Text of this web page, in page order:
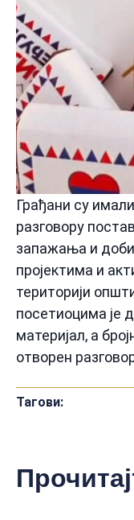
Грађани су
разговору
запажања и
пројектима и
територији
посетиоцима је
материјал, а
отворен
Тагови: